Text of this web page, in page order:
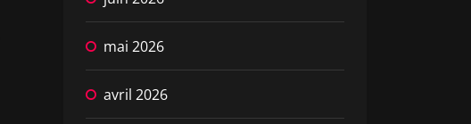
mai 2026
avril 2026